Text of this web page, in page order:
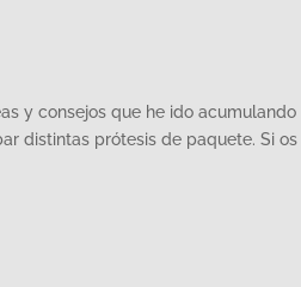
y consejos que he ido acumulando
distintas prótesis de paquete. Si os